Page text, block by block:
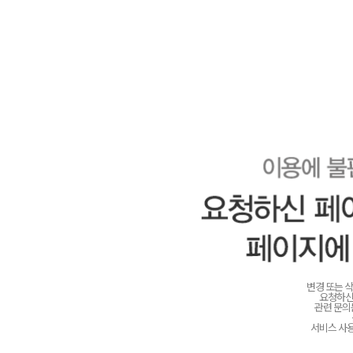
변경 또는
요청하
관련 문
서비스 사